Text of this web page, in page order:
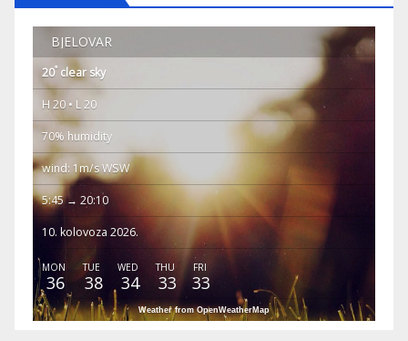
BJELOVAR
20° clear sky
H 20 • L 20
70% humidity
wind: 1m/s WSW
5:45 → 20:10
10. kolovoza 2026.
MON
36
TUE
38
WED
34
THU
33
FRI
33
Weather from OpenWeatherMap